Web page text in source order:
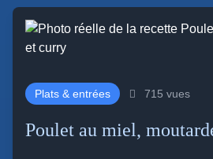
Plats & entrées 715 vues
Poulet au miel,